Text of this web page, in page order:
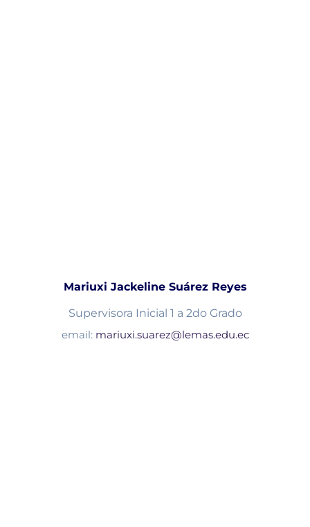
Mariuxi Jackeline Suárez Reyes
Supervisora Inicial 1 a 2do Grado
email: mariuxi.suarez@lemas.edu.ec